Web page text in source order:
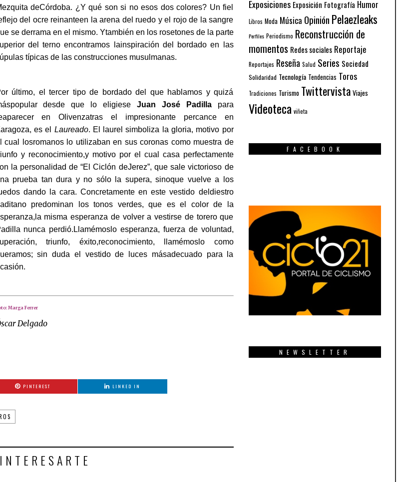
deCórdoba. ¿Y qué son si no esos dos colores? Un fiel
del ocre reinanteen la arena del ruedo y el rojo de la sangre
se derrama en el mismo. Ytambién en los rosetones de la parte
del terno encontramos lainspiración del bordado en las
típicas de las construcciones musulmanas.
último, el tercer tipo de bordado del que hablamos y quizá
desde que lo eligiese Juan José Padillapara
en Olivenzatras el impresionante percance en
es el Laureado. El laurel simboliza la gloria, motivo por
cual losromanos lo utilizaban en sus coronas como muestra de
y reconocimiento,y motivo por el cual casa perfectamente
la personalidad de “El Ciclón deJerez”, que sale victorioso de
prueba tan dura y no sólo la supera, sinoque vuelve a los
dando la cara. Concretamente en este vestido deldiestro
predominan los tonos verdes, que es el color de la
misma esperanza de volver a vestirse de torero que
nunca perdió.Llamémoslo esperanza, fuerza de voluntad,
triunfo, éxito,reconocimiento, llamémoslo como
sin duda el vestido de luces másadecuado para la
Marga Ferrer
Delgado
PINTEREST LINKED IN
Exposiciones Exposición Fotografía Humor
Libros Moda Música Opinión Pelaezleaks
Perfiles Periodismo Reconstrucción de
momentos Redes sociales Reportaje
Reportajes Reseña Salud Series Sociedad
Solidaridad Tecnología Tendencias Toros
Tradiciones Turismo Twittervista Viajes
Videoteca viñeta
FACEBOOK
NEWSLETTER